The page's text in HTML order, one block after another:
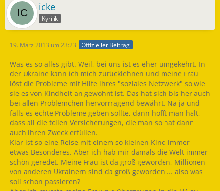
icke
Kyrilik
19. März 2013 um 23:23 Offizieller Beitrag
Was es so alles gibt. Weil, bei uns ist es eher umgekehrt. In
der Ukraine kann ich mich zurücklehnen und meine Frau
löst die Probleme mit Hilfe ihres "soziales Netzwerk" so wie
sie es von Kindheit an gewohnt ist. Das hat sich bis her auch
bei allen Problemchen hervorrragend bewährt. Na ja und
falls es echte Probleme geben sollte, dann hofft man halt,
dass all die tollen Versicherungen, die man so hat dann
auch ihren Zweck erfüllen.
Klar ist so eine Reise mit einem so kleinen Kind immer
etwas Besonderes. Aber ich hab mir damals die Welt immer
schön geredet. Meine Frau ist da groß geworden, Millionen
von anderen Ukrainern sind da groß geworden ... also was
soll schon passieren?